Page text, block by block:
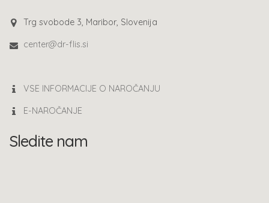
Trg svobode 3, Maribor, Slovenija
center@dr-flis.si
VSE INFORMACIJE O NAROČANJU
E-NAROČANJE
Sledite nam